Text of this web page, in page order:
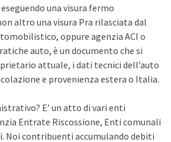
una visura fermo
altro una visura Pra rilasciata dal
oppure agenzia ACI o
auto, è un documento che si
attuale, i dati tecnici dell’auto
e provenienza estera o Italia.
E’ un atto di vari enti
Entrate Riscossione, Enti comunali
Noi contribuenti accumulando debiti